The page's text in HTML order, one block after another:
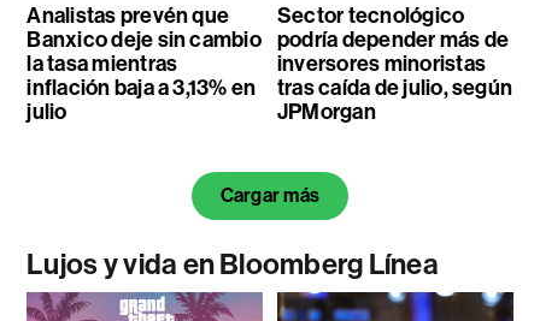
Analistas prevén que
Banxico deje sin cambio
la tasa mientras
inflación baja a 3,13% en
julio
Sector tecnológico
podría depender más de
inversores minoristas
tras caída de julio, según
JPMorgan
Cargar más
Lujos y vida en Bloomberg Línea